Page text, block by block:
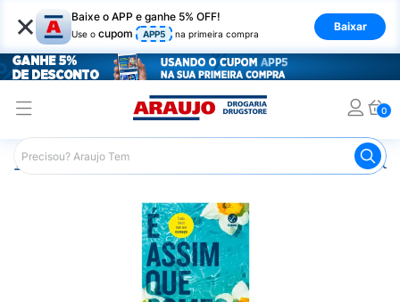
× Baixe o APP e ganhe 5% OFF!
Use o cupom APP5 na primeira compra
Baixar
0
Araujo Mercado Livro É Assim